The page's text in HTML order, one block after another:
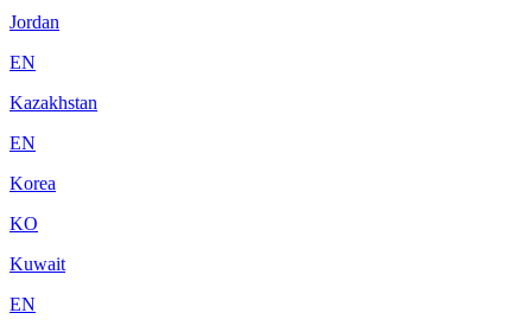
Jordan
EN
Kazakhstan
EN
Korea
KO
Kuwait
EN